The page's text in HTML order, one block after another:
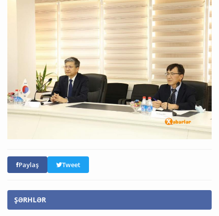
Paylaş Tweet
ŞƏRHLƏR